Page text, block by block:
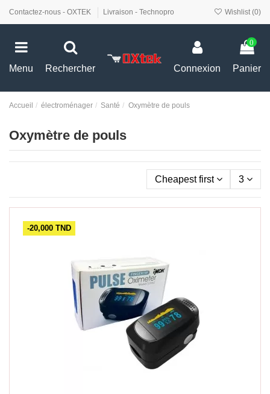
Contactez-nous - OXTEK Livraison - Technopro Wishlist (0)
Menu Rechercher Connexion
0
Panier
Accueil électroménager Santé Oxymètre de pouls
Oxymètre de pouls
Cheapest first 3
-20,000 TND